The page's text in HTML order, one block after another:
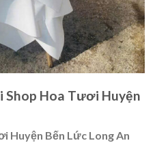
Shop Hoa Tươi Huyện
Huyện Bến Lức Long An